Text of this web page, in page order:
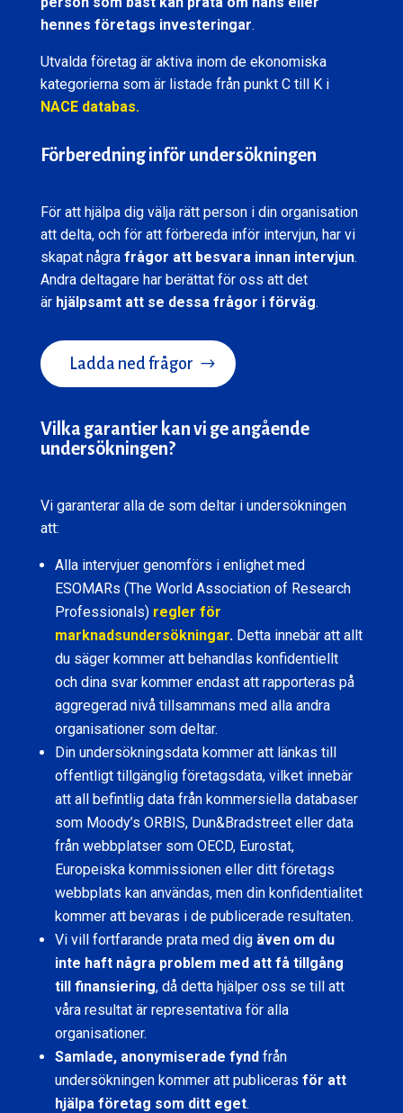
hennes företags investeringar.
Utvalda företag är aktiva inom de ekonomiska
kategorierna som är listade från punkt C till K i
NACE databas.
Förberedning inför undersökningen
För att hjälpa dig välja rätt person i din organisation
att delta, och för att förbereda inför intervjun, har vi
skapat några frågor att besvara innan intervjun.
Andra deltagare har berättat för oss att det
är hjälpsamt att se dessa frågor i förväg.
Ladda ned frågor
Vilka garantier kan vi ge angående
undersökningen?
Vi garanterar alla de som deltar i undersökningen
att:
Alla intervjuer genomförs i enlighet med
ESOMARs (The World Association of Research
Professionals) regler för
marknadsundersökningar.Detta innebär att allt
du säger kommer att behandlas konfidentiellt
och dina svar kommer endast att rapporteras på
aggregerad nivå tillsammans med alla andra
organisationer som deltar.
Din undersökningsdata kommer att länkas till
offentligt tillgänglig företagsdata, vilket innebär
att all befintlig data från kommersiella databaser
som Moody’s ORBIS, Dun&Bradstreet eller data
från webbplatser som OECD, Eurostat,
Europeiska kommissionen eller ditt företags
webbplats kan användas, men din konfidentialitet
kommer att bevaras i de publicerade resultaten.
Vi vill fortfarande prata med dig även om du
inte haft några problem med att få tillgång
till finansiering, då detta hjälper oss se till att
våra resultat är representativa för alla
organisationer.
Samlade, anonymiserade fynd från
undersökningen kommer att publiceras för att
hjälpa företag som ditt eget.